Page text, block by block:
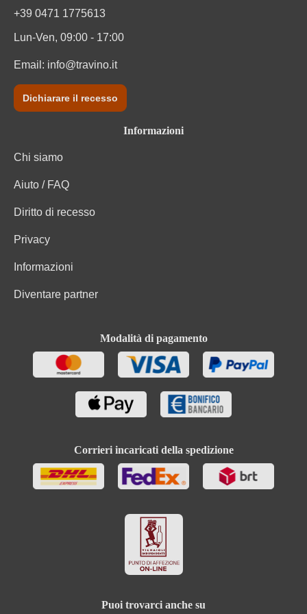
+39 0471 1775613
Lun-Ven, 09:00 - 17:00
Email: info@travino.it
Dichiarare il recesso
Informazioni
Chi siamo
Aiuto / FAQ
Diritto di recesso
Privacy
Informazioni
Diventare partner
Modalità di pagamento
Corrieri incaricati della spedizione
Puoi trovarci anche su